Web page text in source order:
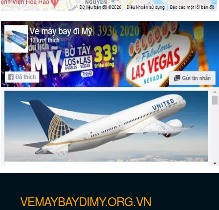
Thành phố New York về đêm
Du lịch New York Washington DC
VEMAYBAYDIMY.ORG.VN